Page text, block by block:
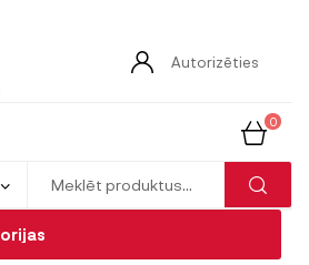
Autorizēties
0